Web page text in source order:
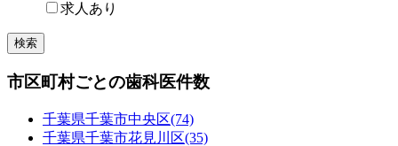
求人あり
検索
市区町村ごとの歯科医件数
千葉県千葉市中央区(74)
千葉県千葉市花見川区(35)